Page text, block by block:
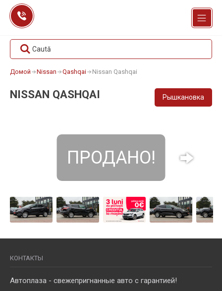
Перейти
содержанию
Caută
Домой Nissan Qashqai Nissan Qashqai
NISSAN QASHQAI Рышкановка
ПРОДАНО!
КОНТАКТЫ
Автоплаза - свежепригнанные авто с гарантией!